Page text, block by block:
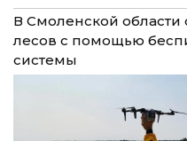
В Смоленской
лесов с помощью
системы